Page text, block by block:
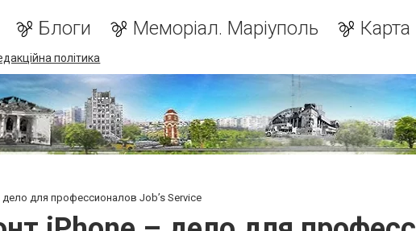
Блоги Меморіал. Маріуполь Карта
політика
для профессионалов Job’s Service